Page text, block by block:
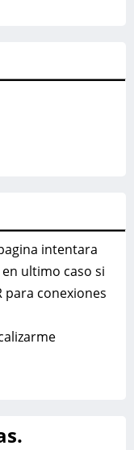
intentara
ultimo caso si
para conexiones